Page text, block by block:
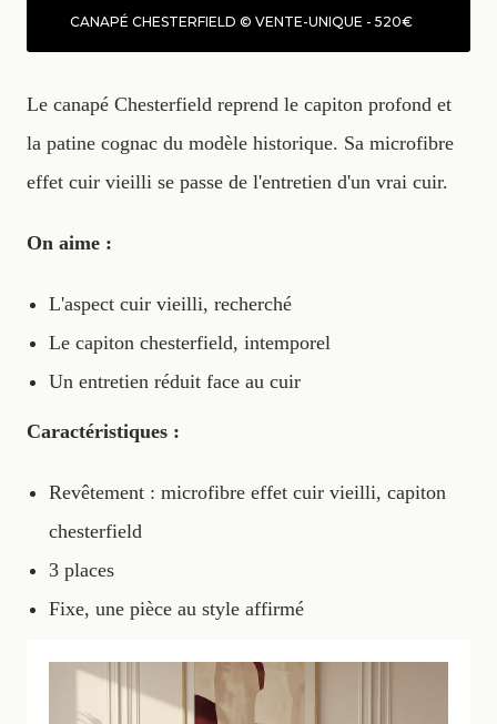
CANAPÉ CHESTERFIELD © VENTE-UNIQUE - 520€
Le canapé Chesterfield reprend le capiton profond et
la patine cognac du modèle historique. Sa microfibre
effet cuir vieilli se passe de l'entretien d'un vrai cuir.
On aime :
L'aspect cuir vieilli, recherché
Le capiton chesterfield, intemporel
Un entretien réduit face au cuir
Caractéristiques :
Revêtement : microfibre effet cuir vieilli, capiton
chesterfield
3 places
Fixe, une pièce au style affirmé